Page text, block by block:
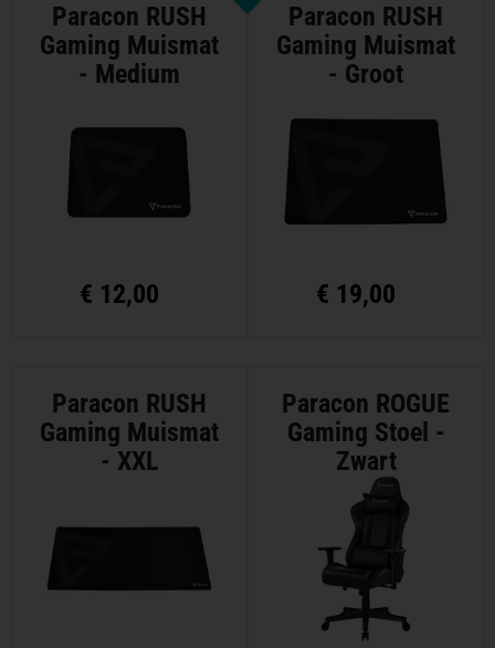
Paracon RUSH
Gaming Muismat
- Medium
€ 12,00
Paracon RUSH
Gaming Muismat
- Groot
€ 19,00
Paracon RUSH
Gaming Muismat
- XXL
Paracon ROGUE
Gaming Stoel -
Zwart